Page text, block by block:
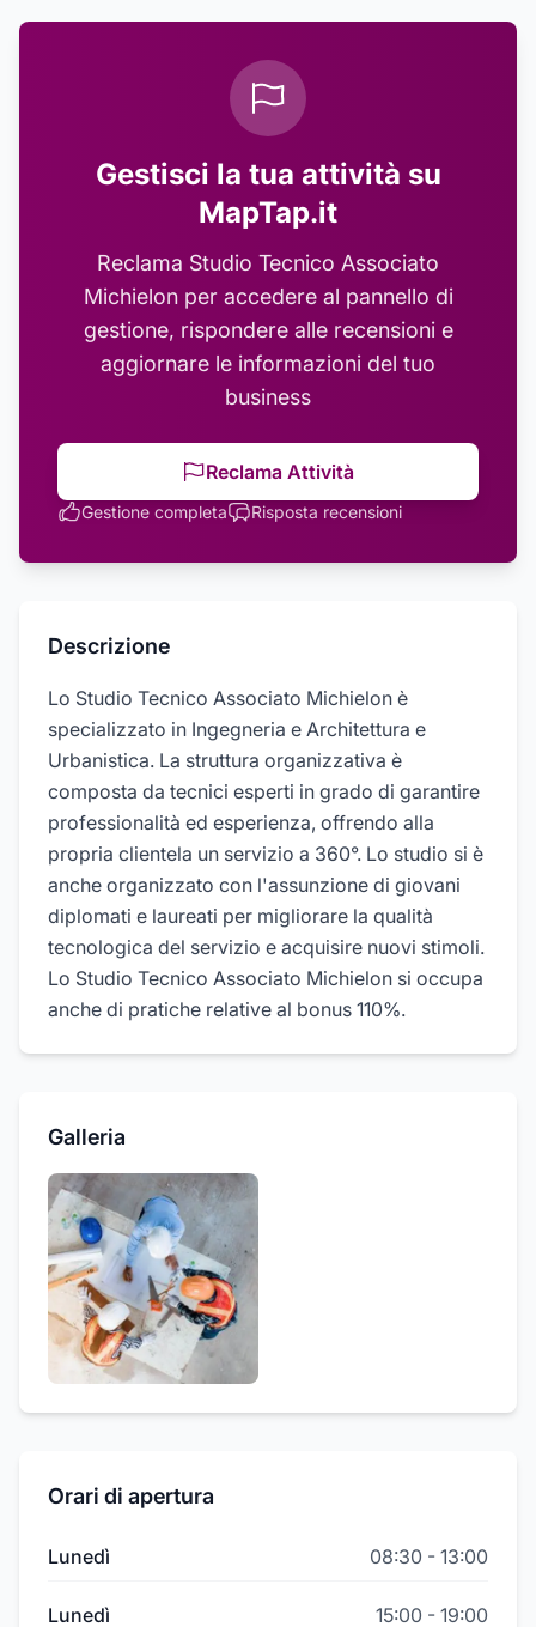
Gestisci la tua attività su
MapTap.it
Reclama Studio Tecnico Associato
Michielonper accedere al pannello di
gestione, rispondere alle recensioni e
aggiornare le informazioni del tuo
business
Reclama Attività
Gestione completa Risposta recensioni
Descrizione
Lo Studio Tecnico Associato Michielon è
specializzato in Ingegneria e Architettura e
Urbanistica. La struttura organizzativa è
composta da tecnici esperti in grado di garantire
professionalità ed esperienza, offrendo alla
propria clientela un servizio a 360°. Lo studio si è
anche organizzato con l'assunzione di giovani
diplomati e laureati per migliorare la qualità
tecnologica del servizio e acquisire nuovi stimoli.
Lo Studio Tecnico Associato Michielon si occupa
anche di pratiche relative al bonus 110%.
Galleria
Orari di apertura
Lunedì 08:30 - 13:00
Lunedì 15:00 - 19:00